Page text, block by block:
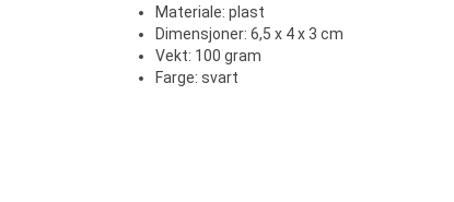
Materiale: plast
Dimensjoner: 6,5 x 4 x 3 cm
Vekt: 100 gram
Farge: svart